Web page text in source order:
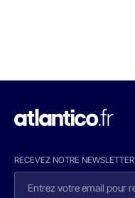
RECEVEZ NOTRE NEWSLETTER